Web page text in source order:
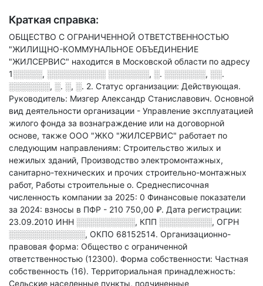
Краткая справка:
ОБЩЕСТВО С ОГРАНИЧЕННОЙ ОТВЕТСТВЕННОСТЬЮ
"ЖИЛИЩНО-КОММУНАЛЬНОЕ ОБЪЕДИНЕНИЕ
"ЖИЛСЕРВИС" находится в Московской области по адресу
1░░░░░, ░░░░░░░░░░ ░░░░░░░, ░. ░░░░░░░, ░░.
░░░░░░░, ░. ░, ░. 2. Статус организации: Действующая.
Руководитель: Мизгер Александр Станиславович. Основной
вид деятельности организации - Управление эксплуатацией
жилого фонда за вознаграждение или на договорной
основе, также ООО "ЖКО "ЖИЛСЕРВИС" работает по
следующим направлениям: Строительство жилых и
нежилых зданий, Производство электромонтажных,
санитарно-технических и прочих строительно-монтажных
работ, Работы строительные о. Среднесписочная
численность компании за 2025: 0 Финансовые показатели
за 2024: взносы в ПФР - 210 750,00 ₽. Дата регистрации:
23.09.2010 ИНН ░░░░░░░░░░, КПП ░░░░░░░░░, ОГРН
░░░░░░░░░░░░░, ОКПО 68152514. Организационно-
правовая форма: Общество с ограниченной
ответственностью (12300). Форма собственности: Частная
собственность (16). Территориальная принадлежность:
Сельские населенные пункты, подчиненные